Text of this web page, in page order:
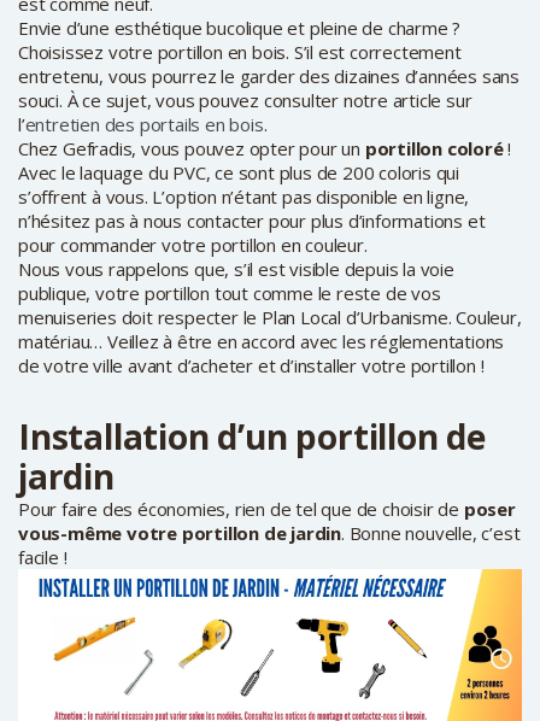
Envie d’une esthétique bucolique et pleine de charme ?
Choisissez votre portillon en bois. S’il est correctement
entretenu, vous pourrez le garder des dizaines d’années sans
souci. À ce sujet, vous pouvez consulter notre article sur
l’entretien des portails en bois.
Chez Gefradis, vous pouvez opter pour un portillon coloré!
Avec le laquage du PVC, ce sont plus de 200 coloris qui
s’offrent à vous. L’option n’étant pas disponible en ligne,
n’hésitez pas à nous contacter pour plus d’informations et
pour commander votre portillon en couleur.
Nous vous rappelons que, s’il est visible depuis la voie
publique, votre portillon tout comme le reste de vos
menuiseries doit respecter le Plan Local d’Urbanisme. Couleur,
matériau… Veillez à être en accord avec les réglementations
de votre ville avant d’acheter et d’installer votre portillon !
Installation d’un portillon de
jardin
Pour faire des économies, rien de tel que de choisir de poser
vous-même votre portillon de jardin. Bonne nouvelle, c’est
facile !